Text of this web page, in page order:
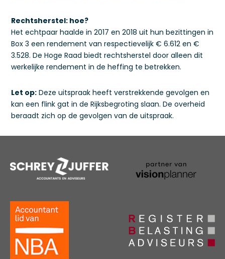
Rechtsherstel: hoe?
Het echtpaar haalde in 2017 en 2018 uit hun bezittingen in
Box 3 een rendement van respectievelijk € 6.612 en €
3.528. De Hoge Raad biedt rechtsherstel door alleen dit
werkelijke rendement in de heffing te betrekken.
Let op: Deze uitspraak heeft verstrekkende gevolgen en
kan een flink gat in de Rijksbegroting slaan. De overheid
beraadt zich op de gevolgen van de uitspraak.